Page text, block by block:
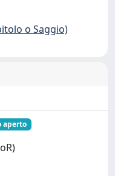
o Saggio)
aperto